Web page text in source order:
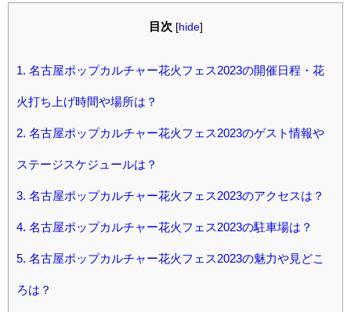
目次 [hide]
1. 名古屋ポップカルチャー花火フェス2023の開催日程・花
火打ち上げ時間や場所は？
2. 名古屋ポップカルチャー花火フェス2023のゲスト情報や
ステージスケジュールは？
3. 名古屋ポップカルチャー花火フェス2023のアクセスは？
4. 名古屋ポップカルチャー花火フェス2023の駐車場は？
5. 名古屋ポップカルチャー花火フェス2023の魅力や見どこ
ろは？